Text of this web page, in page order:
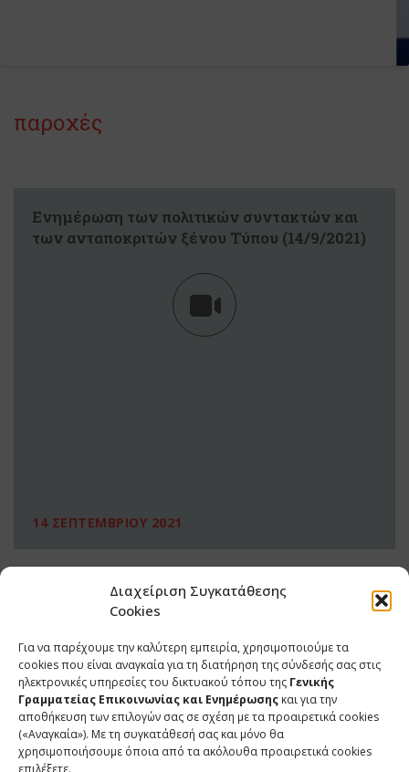
Διαχείριση Συγκατάθεσης
Cookies
Για να παρέχουμε την καλύτερη εμπειρία, χρησιμοποιούμε τα
cookies που είναι αναγκαία για τη διατήρηση της σύνδεσής σας στις
ηλεκτρονικές υπηρεσίες του δικτυακού τόπου της Γενικής
Γραμματείας Επικοινωνίας και Ενημέρωσης και για την
αποθήκευση των επιλογών σας σε σχέση με τα προαιρετικά cookies
(«Αναγκαία»). Με τη συγκατάθεσή σας και μόνο θα
χρησιμοποιήσουμε όποια από τα ακόλουθα προαιρετικά cookies
επιλέξετε.
παροχές
Ενημέρωση των πολιτικών συντακτών και
των ανταποκριτών ξένου Τύπου (14/9/2021)
14 ΣΕΠΤΕΜΒΡΙΟΥ 2021
ΕΠΙΚΟΙΝΩΝΙΑ